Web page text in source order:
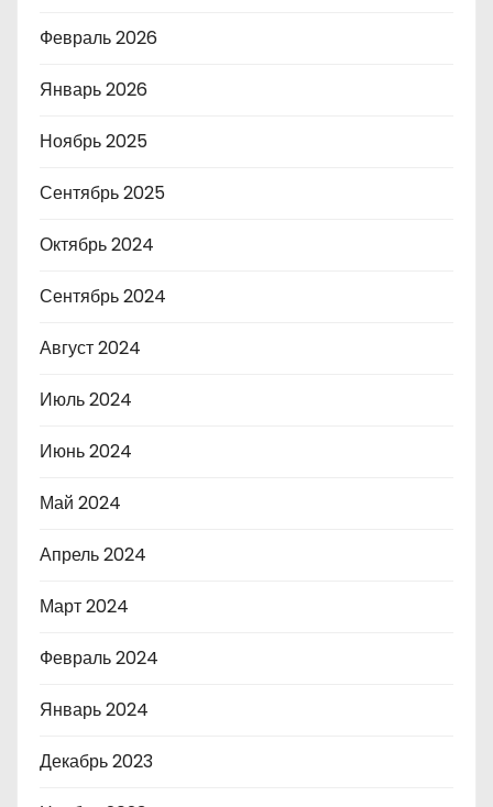
Февраль 2026
Январь 2026
Ноябрь 2025
Сентябрь 2025
Октябрь 2024
Сентябрь 2024
Август 2024
Июль 2024
Июнь 2024
Май 2024
Апрель 2024
Март 2024
Февраль 2024
Январь 2024
Декабрь 2023